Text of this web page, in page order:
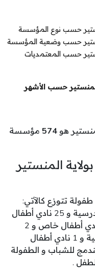
حسب نوع المؤسسة
حسب وضعية المؤسسة
حسب المعتمديات
حسب الأشهر
هو 574 مؤسسة
المنستير
574 مؤسسة طفولة تتوزع كالآتي:
320 روضة أطفال و 187 محضنة مدرسية و 25 نادي أطفال
عمومي و 23 محضنة أطفال و 11 نادي أطفال خاص و 2
فضاء طفولة مبكرة و 2 روضة عمومية و 1 نادي أطفال
طفولة و 1 مركز مندمج للشباب و الطفولة